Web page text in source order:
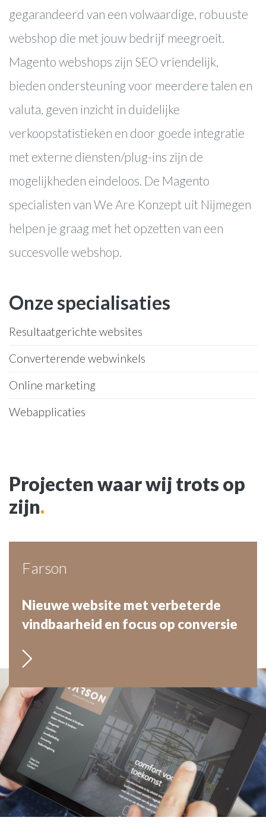
gegarandeerd van een volwaardige, robuuste
webshop die met jouw bedrijf meegroeit.
Magento webshops zijn SEO vriendelijk,
bieden ondersteuning voor meerdere talen en
valuta, geven inzicht in duidelijke
verkoopstatistieken en door goede integratie
met externe diensten/plug-ins zijn de
mogelijkheden eindeloos. De Magento
specialisten van We Are Konzept uit Nijmegen
helpen je graag met het opzetten van een
succesvolle webshop.
Onze specialisaties
Resultaatgerichte websites
Converterende webwinkels
Online marketing
Webapplicaties
Projecten waar wij trots op
zijn.
Farson
Nieuwe website met verbeterde
vindbaarheid en focus op conversie